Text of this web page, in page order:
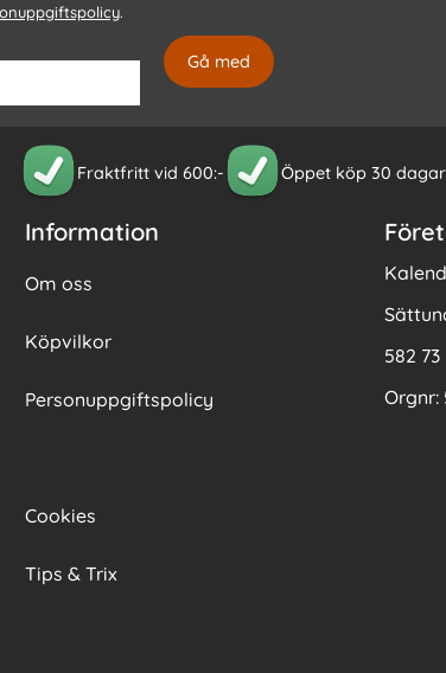
.
Fraktfritt vid 600:- Öppet köp 30 dagar
Information
Om oss
Köpvilkor
Personuppgiftspolicy
Cookies
Tips & Trix
582
Orgnr: